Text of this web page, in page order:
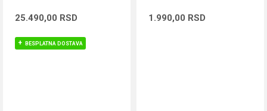
25.490,00 RSD
BESPLATNA DOSTAVA
1.990,00 RSD